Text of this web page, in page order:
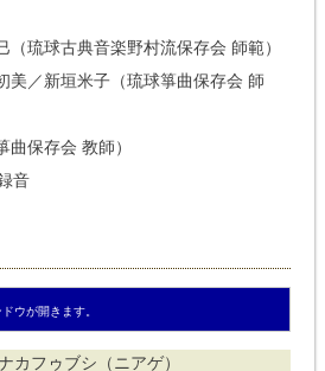
琉球古典音楽野村流保存会 師範）
美／新垣米子（琉球箏曲保存会 師
保存会 教師）
音
ウが開きます。
カフゥブシ（ニアゲ）